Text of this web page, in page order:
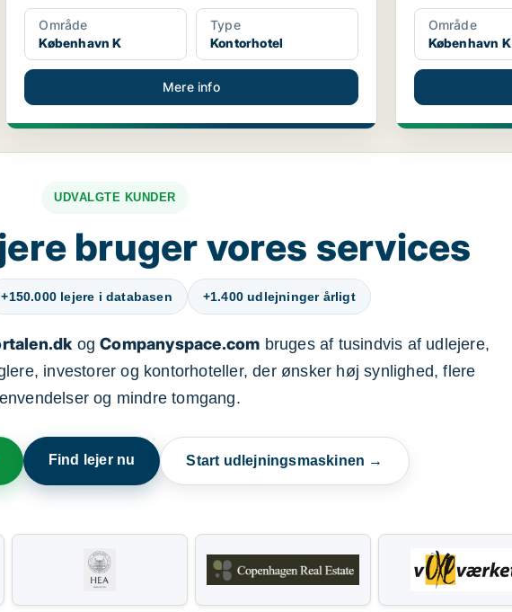
Område
København K
Type
Kontorhotel
Mere info
Område
København K
UDVALGTE KUNDER
bruger vores services
+150.000 lejere i databasen +1.400 udlejninger årligt
ogCompanyspace.com bruges af tusindvis af udlejere,
investorer og kontorhoteller, der ønsker høj synlighed, flere
og mindre tomgang.
Find lejer nu Start udlejningsmaskinen →